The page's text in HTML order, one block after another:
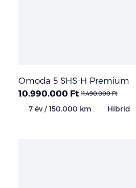
Omoda 5 SHS-H Premium
10.990.000 Ft 11.490.000 Ft
7 év / 150.000 km Hibrid